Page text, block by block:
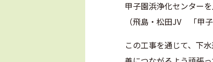
甲子園浜浄化センターを
（飛島・松田JV 「甲
この工事を通じて、下